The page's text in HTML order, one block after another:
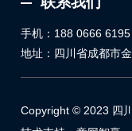
手机： 188 0666 6195
地址：四川省成都市
Copyright © 2023 四